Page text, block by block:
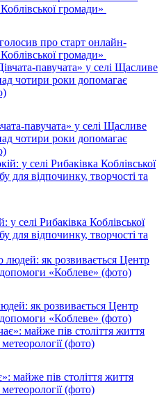
про старт онлайн-
громади»
павучата» у селі Щасливе
чотири роки допомагає
у селі Рибаківка Коблівської
для відпочинку, творчості та
як розвивається Центр
«Коблеве» (фото)
майже пів століття життя
(фото)